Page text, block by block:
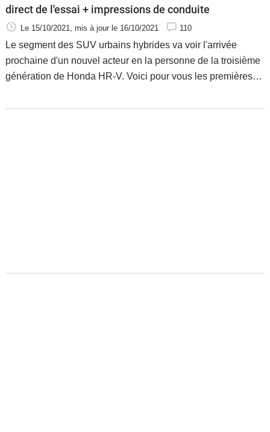
direct de l'essai + impressions de conduite
Le 15/10/2021 , mis à jour le 16/10/2021 110
Le segment des SUV urbains hybrides va voir l'arrivée
prochaine d'un nouvel acteur en la personne de la troisième
génération de Honda HR-V. Voici pour vous les premières
de Francfort.